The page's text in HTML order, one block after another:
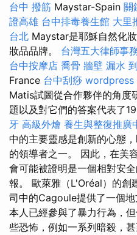
台中 撥筋 Maystar-Spain 關
證高雄 台中排毒養生館 大里
台北 Maystar是耶穌自然化
妝品品牌。 台灣五大律師事
台中按摩店 喬骨 牆壁 漏水
France 台中刮痧 wordpress
Matis試圖從合作夥伴的角度
題以及對它們的答案代表了
牙 高級外燴 養生與整復推廣
中的主要靈感是創新的心態
的領導者之一。 因此，在美
會可能被證明是一個相對安
報。 歐萊雅（L'Oréal）的創
司中的Cagoule提供了一個
本人已經參與了暴力行為，
些恐怖，例如一系列暗殺，